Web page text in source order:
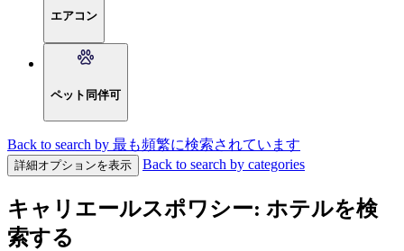
エアコン
ペット同伴可
Back to search by 最も頻繁に検索されています
詳細オプションを表示 Back to search by categories
キャリエールスポワシー: ホテルを検
索する